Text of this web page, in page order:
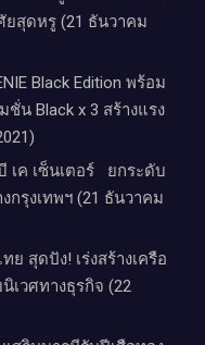
ยสุดหรู (21 ธันวาคม
Black Edition พร้อม
น Black x 3 สร้างแรง
เค เซ็นเตอร์ ยกระดับ
กรุงเทพฯ (21 ธันวาคม
ย สุดปัง! เร่งสร้างเครือ
เวศทางธุรกิจ (22